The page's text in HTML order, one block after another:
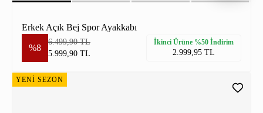
Erkek Açık Bej Spor Ayakkabı
%8
6.499,90 TL
5.999,90 TL
İkinci Ürüne %50 İndirim
2.999,95 TL
YENİ SEZON